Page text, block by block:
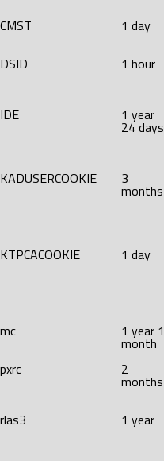
CMST 1 day
DSID 1 hour
IDE 1 year
24 days
KADUSERCOOKIE 3
months
KTPCACOOKIE 1 day
mc 1 year 1
month
pxrc 2
months
rlas3 1 year